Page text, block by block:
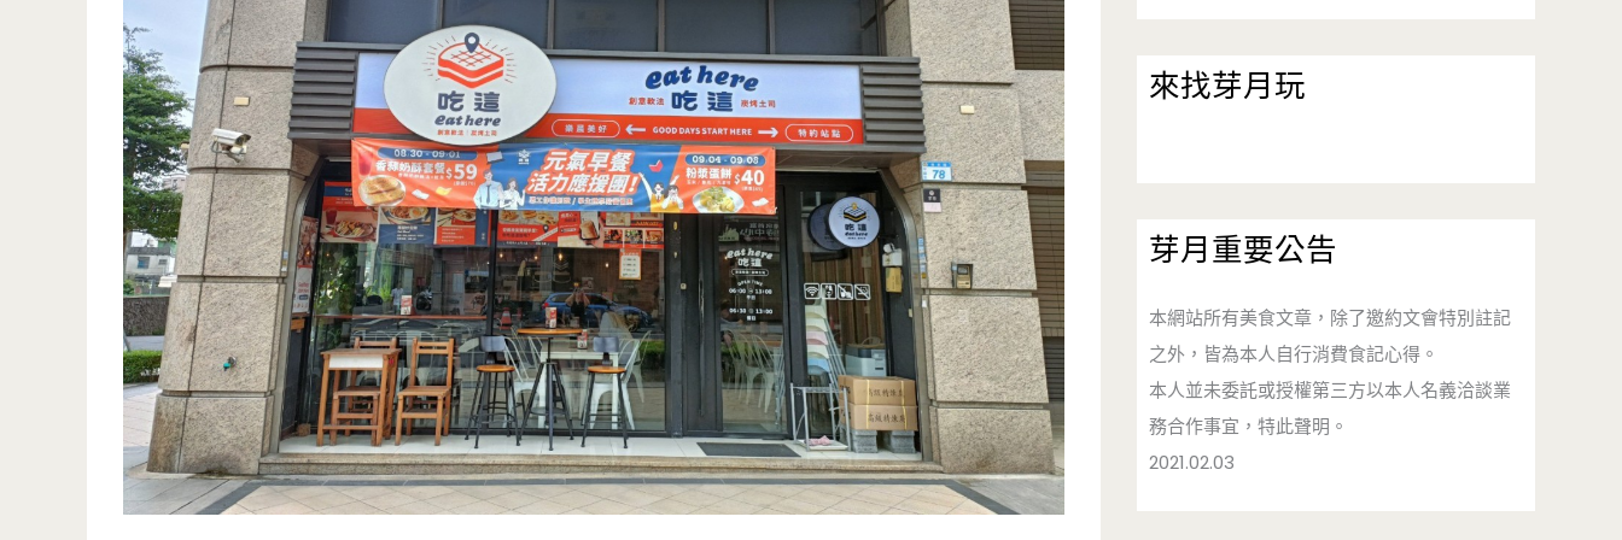
來找芽月玩
芽月重要公告
本網站所有美食文章，除了邀約文會特別註記
之外，皆為本人自行消費食記心得。
本人並未委託或授權第三方以本人名義洽談業
務合作事宜，特此聲明。
2021.02.03